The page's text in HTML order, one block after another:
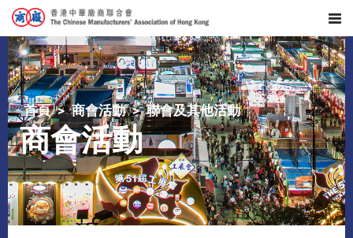
首頁 商會活動 聯會及其他活動
商會活動